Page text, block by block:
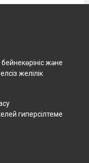
және
желілік
гиперсілтеме